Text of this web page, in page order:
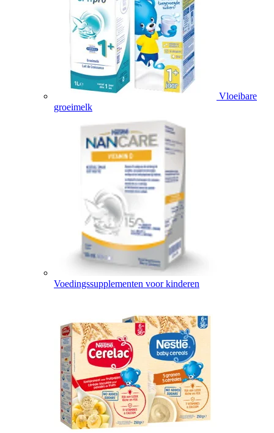
Vloeibare
groeimelk
Voedingssupplementen voor kinderen